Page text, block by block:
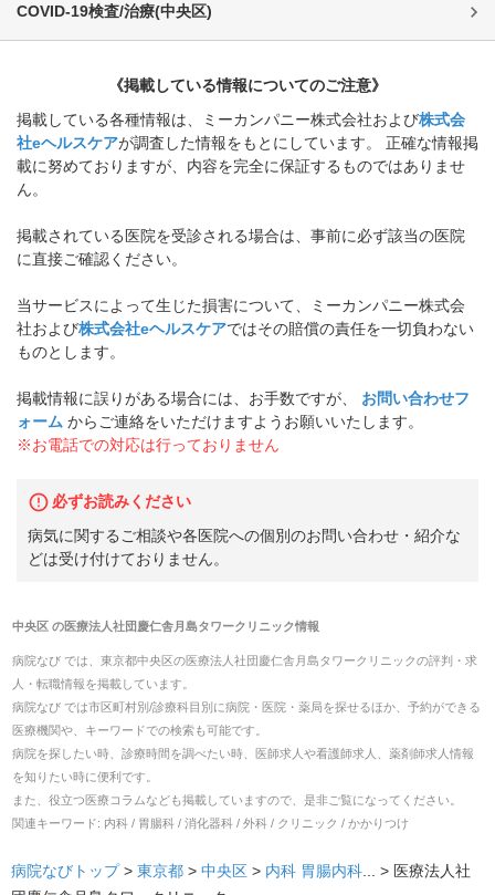
COVID-19検査/治療(中央区)
《掲載している情報についてのご注意》
掲載している各種情報は、ミーカンパニー株式会社および株式会
社eヘルスケアが調査した情報をもとにしています。 正確な情報掲
載に努めておりますが、内容を完全に保証するものではありませ
ん。
掲載されている医院を受診される場合は、事前に必ず該当の医院
に直接ご確認ください。
当サービスによって生じた損害について、ミーカンパニー株式会
社および株式会社eヘルスケアではその賠償の責任を一切負わない
ものとします。
掲載情報に誤りがある場合には、お手数ですが、
お問い合わせフ
ォーム からご連絡をいただけますようお願いいたします。
※お電話での対応は行っておりません
必ずお読みください
病気に関するご相談や各医院への個別のお問い合わせ・紹介な
どは受け付けておりません。
中央区の医療法人社団慶仁舎月島タワークリニック情報
病院なび では、 東京都中央区の医療法人社団慶仁舎月島タワークリニックの評判・求
人・転職情報を掲載しています。
病院なび では市区町村別/診療科目別に病院・医院・薬局を探せるほか、予約ができる
医療機関や、キーワードでの検索も可能です。
病院を探したい時、診療時間を調べたい時、医師求人や看護師求人、薬剤師求人情報
を知りたい時に便利です。
また、役立つ医療コラムなども掲載していますので、是非ご覧になってください。
関連キーワード: 内科 / 胃腸科 / 消化器科 / 外科 / クリニック / かかりつけ
病院なびトップ > 東京都 > 中央区 > 内科 胃腸内科... > 医療法人社